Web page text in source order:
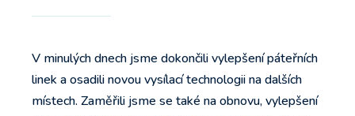
V minulých dnech jsme dokončili vylepšení páteřních
linek a osadili novou vysílací technologii na dalších
místech. Zaměřili jsme se také na obnovu, vylepšení